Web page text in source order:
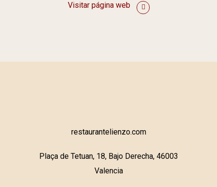
Visitar página web
restaurantelienzo.com
Plaça de Tetuan, 18, Bajo Derecha, 46003
Valencia